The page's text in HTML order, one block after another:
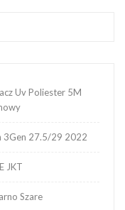
Uv Poliester 5M
3Gen 27.5/29 2022
JKT
Szare